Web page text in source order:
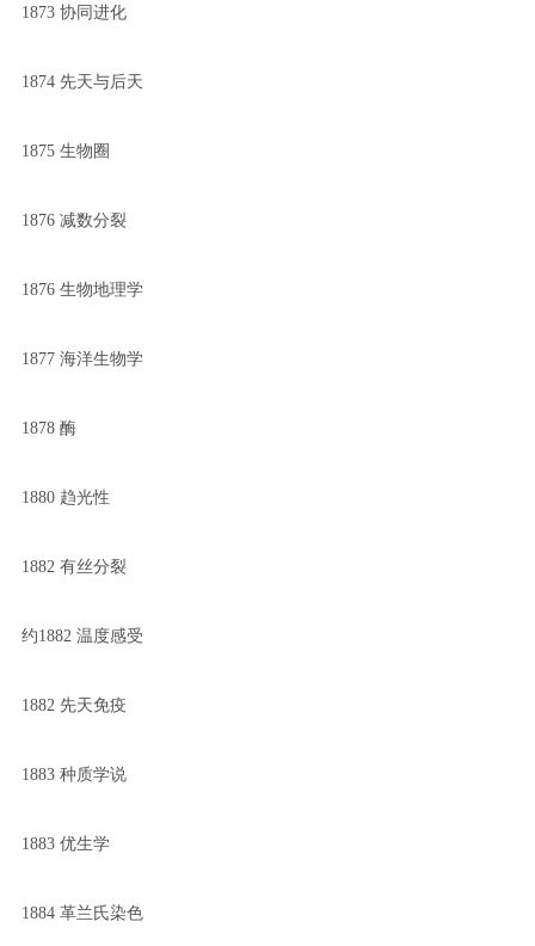
1873 协同进化
1874 先天与后天
1875 生物圈
1876 减数分裂
1876 生物地理学
1877 海洋生物学
1878 酶
1880 趋光性
1882 有丝分裂
约1882 温度感受
1882 先天免疫
1883 种质学说
1883 优生学
1884 革兰氏染色